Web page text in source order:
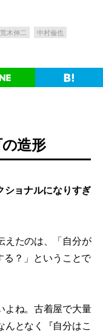
荒木伸二
中村倫也
造形
ショナルになりすぎ
えたのは、「自分が
る？」ということで
よね。古着屋で大量
んとなく『自分はこ